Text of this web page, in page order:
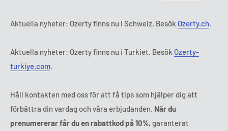
Ozerty håller dig säker
Fredag:
9:00 - 18:00
Tl: 010 884 87 30
E-post:
Aktuella nyheter: Ozerty finns nu i Schweiz. Besök Ozerty.ch.
Aktuella nyheter: Ozerty finns nu i Turkiet. Besök Ozerty-
turkiye.com.
Håll kontakten med oss för att få tips som hjälper dig att
förbättra din vardag och våra erbjudanden. När du
prenumererar får du en rabattkod på 10%, garanterat